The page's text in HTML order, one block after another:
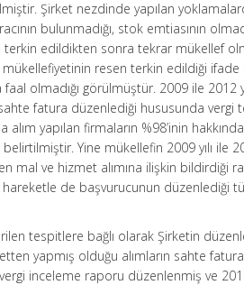
Şirket nezdinde yapılan
bulunmadığı, stok emtiasının
terkin edildikten sonra tekrar mükellef
mükellefiyetinin resen terkin edildiği
olmadığı görülmüştür. 2009 ile 2012
fatura düzenlediği hususunda vergi
alım yapılan firmaların %98’inin
Yine mükellefin 2009 yılı ile
mal ve hizmet alımına ilişkin bildirdiği
de başvurucunun düzenlediği
tespitlere bağlı olarak Şirketin
yapmış olduğu alımların sahte
inceleme raporu düzenlenmiş ve